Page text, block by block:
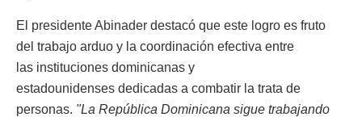
El presidente Abinader destacó que este logro es fruto
del trabajo arduo y la coordinación efectiva entre
las instituciones dominicanas y
estadounidenses dedicadas a combatir la trata de
personas. "La República Dominicana sigue trabajando